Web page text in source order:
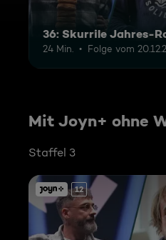
36: Skurrile Jahres-
24 Min. Folge vom
Mit Joyn+ ohne
Staffel 3
12